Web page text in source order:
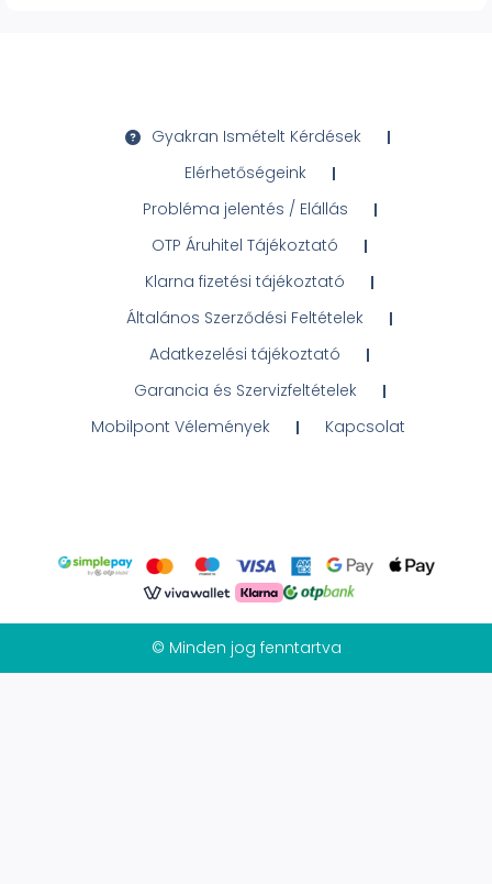
Gyakran Ismételt Kérdések
Elérhetőségeink
Probléma jelentés / Elállás
OTP Áruhitel Tájékoztató
Klarna fizetési tájékoztató
Általános Szerződési Feltételek
Adatkezelési tájékoztató
Garancia és Szervizfeltételek
Mobilpont Vélemények
Kapcsolat
© Minden jog fenntartva